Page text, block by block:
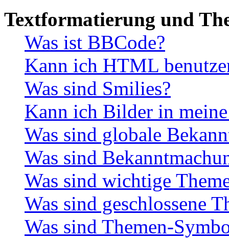
Textformatierung und
Was ist BBCode?
Kann ich HTML
Was sind Smilies?
Kann ich Bilder in
Was sind globale
Was sind
Was sind wichtige
Was sind geschlossene
Was sind Themen-